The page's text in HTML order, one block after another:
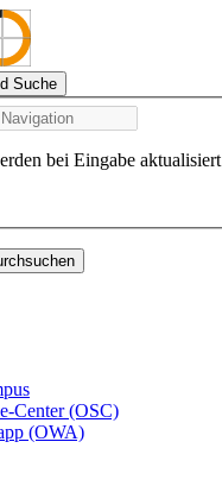
Suche
bei Eingabe aktualisiert
Center (OSC)
(OWA)